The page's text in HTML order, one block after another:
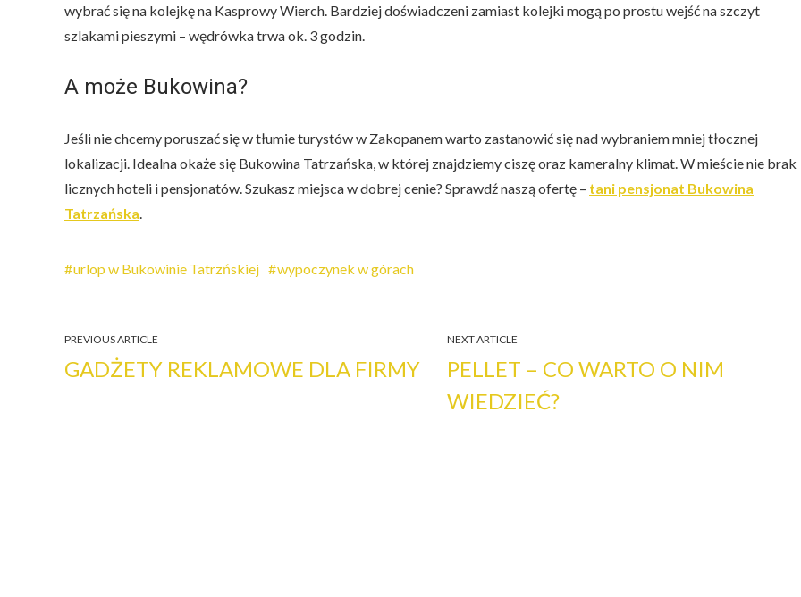
wybrać się na kolejkę na Kasprowy Wierch. Bardziej doświadczeni zamiast kolejki mogą po prostu wejść na szczyt
szlakami pieszymi – wędrówka trwa ok. 3 godzin.
A może Bukowina?
Jeśli nie chcemy poruszać się w tłumie turystów w Zakopanem warto zastanowić się nad wybraniem mniej tłocznej
lokalizacji. Idealna okaże się Bukowina Tatrzańska, w której znajdziemy ciszę oraz kameralny klimat. W mieście nie brak
licznych hoteli i pensjonatów. Szukasz miejsca w dobrej cenie? Sprawdź naszą ofertę – tani pensjonat Bukowina
Tatrzańska
urlop w Bukowinie Tatrzńskiej wypoczynek w górach
PREVIOUS ARTICLE
GADŻETY REKLAMOWE DLA FIRMY
NEXT ARTICLE
PELLET – CO WARTO O NIM
WIEDZIEĆ?